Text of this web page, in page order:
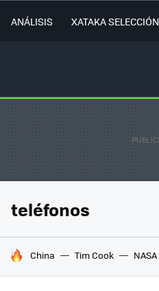
ANÁLISIS XATAKA SELECCIÓN
teléfonos
HOY SE HABLA DE
China Tim Cook NASA